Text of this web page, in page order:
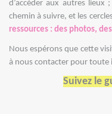
d’accéder aux autres
chemin à suivre, et les
ressources : des photos,
Nous espérons que cette
à nous contacter pour
Suivez le